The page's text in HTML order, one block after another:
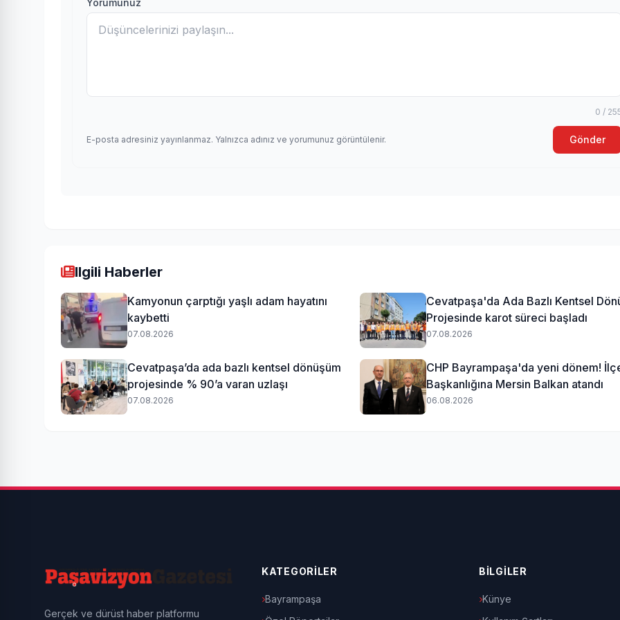
Yorumunuz
0 /
E-posta adresiniz yayınlanmaz. Yalnızca adınız ve yorumunuz görüntülenir. Gönder
Ilgili Haberler
Kamyonun çarptığı yaşlı adam hayatını
kaybetti
07.08.2026
Cevatpaşa'da Ada Bazlı Kentsel
Projesinde karot süreci başladı
07.08.2026
Cevatpaşa’da ada bazlı kentsel dönüşüm
projesinde % 90’a varan uzlaşı
07.08.2026
CHP Bayrampaşa'da yeni dönem!
Başkanlığına Mersin Balkan atandı
06.08.2026
Gerçek ve dürüst haber platformu
KATEGORİLER
Bayrampaşa
BİLGİLER
Künye